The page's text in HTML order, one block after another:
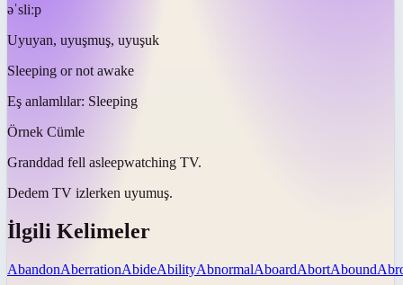
əˈsliːp
Uyuyan, uyuşmuş, uyuşuk
Sleeping or not awake
Eş anlamlılar: Sleeping
Örnek Cümle
Granddad fell asleepwatching TV.
Dedem TV izlerken uyumuş.
İlgili Kelimeler
AbandonAberrationAbideAbilityAbnormalAboardAbortAbound